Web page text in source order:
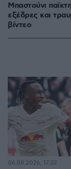
Μπαστούνι
εξέδρες και
βίντεο
06.08.2026, 17:32